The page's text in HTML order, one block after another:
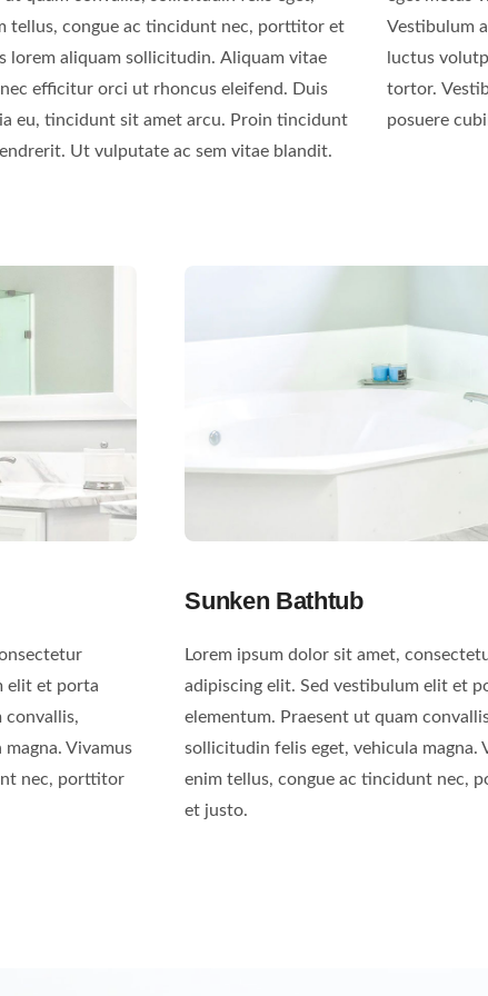
tellus, congue ac tincidunt nec, porttitor et
lorem aliquam sollicitudin. Aliquam vitae
efficitur orci ut rhoncus eleifend. Duis
eu, tincidunt sit amet arcu. Proin tincidunt
Ut vulputate ac sem vitae blandit.
nec dictum tortor. Ut iaculis, nunc et
odio, nec molestie purus sapien eu
primis in faucibus orci luctus et ultrices
posuere
elit et porta
convallis,
Vivamus
nec, porttitor
Sunken Bathtub
Lorem ipsum dolor sit amet,
adipiscing elit. Sed vestibulum elit et
elementum. Praesent ut quam
sollicitudin felis eget, vehicula magna.
enim tellus, congue ac tincidunt nec,
et justo.